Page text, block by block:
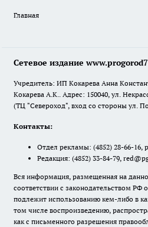
Главная
Сетевое издание
Учредитель: ИП Кокарева Анна
Кокарева А.К.. Адрес: 150040, ул.
(ТЦ "Североход", вход со стороны ул.
Контакты:
Отдел рекламы: (4852) 28-66-16,
Редакция: (4852) 33-84-79,
Вся информация, размещенная на
соответствии с законодательством РФ
подлежит использованию кем-либо в
том числе воспроизведению,
как с письменного разрешения